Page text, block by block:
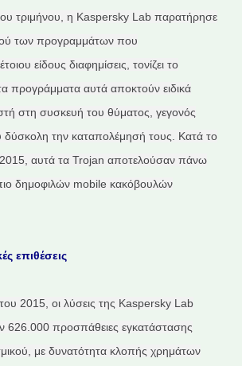
τριμήνου, η Kaspersky Lab παρατήρησε
των προγραμμάτων που
είδους διαφημίσεις, τονίζει το
προγράμματα αυτά αποκτούν ειδικά
στη συσκευή του θύματος, γεγονός
την καταπολέμησή τους. Κατά το
2015, αυτά τα Trojan αποτελούσαν πάνω
δημοφιλών mobile κακόβουλών
επιθέσεις
του 2015, οι λύσεις της Kaspersky Lab
626.000 προσπάθειες εγκατάστασης
με δυνατότητα κλοπής χρημάτων